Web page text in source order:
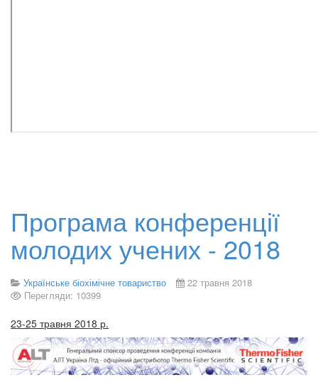
Програма конференції
молодих учених - 2018
Українське біохімічне товариство
22 травня 2018
Перегляди: 10399
23-25 травня 2018 р.